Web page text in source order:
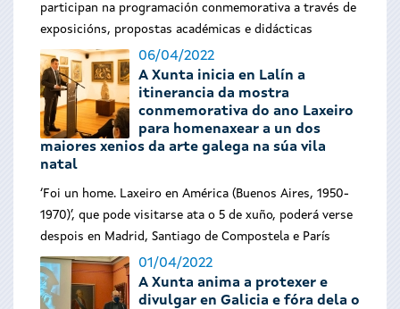
participan na programación conmemorativa a través de
exposicións, propostas académicas e didácticas
06/04/2022
A Xunta inicia en Lalín a
itinerancia da mostra
conmemorativa do ano Laxeiro
para homenaxear a un dos
maiores xenios da arte galega na súa vila
natal
‘Foi un home. Laxeiro en América (Buenos Aires, 1950-
1970)’, que pode visitarse ata o 5 de xuño, poderá verse
despois en Madrid, Santiago de Compostela e París
01/04/2022
A Xunta anima a protexer e
divulgar en Galicia e fóra dela o